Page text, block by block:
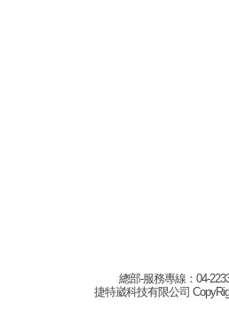
總部-服務專線：04-
捷特崴科技有限公司